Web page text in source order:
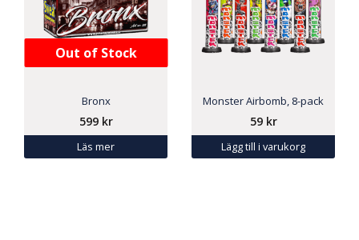
Out of Stock
Bronx
599 kr
Läs mer
Monster Airbomb, 8-pack
59 kr
Lägg till i varukorg